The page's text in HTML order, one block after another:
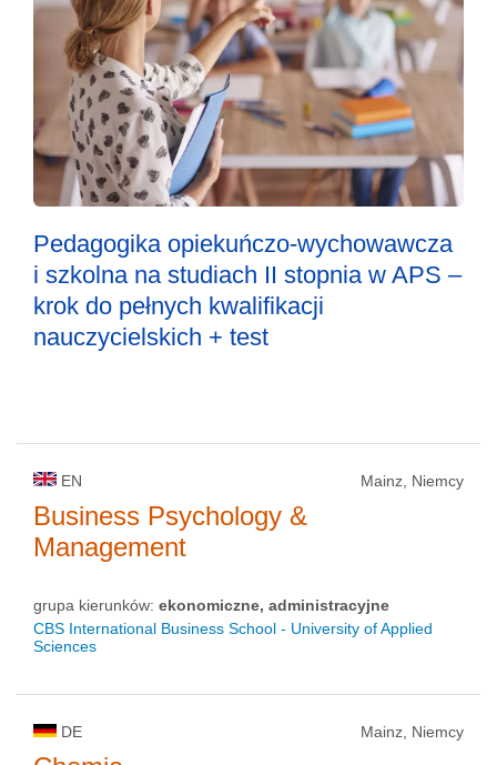
Pedagogika opiekuńczo-wychowawcza
i szkolna na studiach II stopnia w APS –
krok do pełnych kwalifikacji
nauczycielskich + test
EN Mainz, Niemcy
Business Psychology &
Management
grupa kierunków: ekonomiczne, administracyjne
CBS International Business School - University of Applied
Sciences
DE Mainz, Niemcy